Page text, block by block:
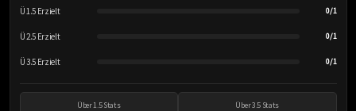
Ü 1.5 Erzielt 0/1
Ü 2.5 Erzielt 0/1
Ü 3.5 Erzielt 0/1
Über 1.5 Stats Über 3.5 Stats